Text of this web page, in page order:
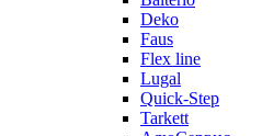
Deko
Faus
Flex line
Lugal
Quick-Step
Tarkett